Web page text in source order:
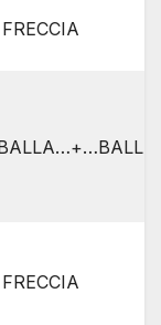
FRECCIA
FRECCIA